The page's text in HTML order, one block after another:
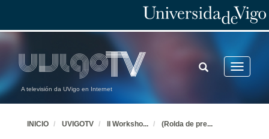
A televisión da UVigo en Internet
Toggle
TOGGLE
SEARCH
INICIO UVIGOTV II Worksho... (Rolda de pre...